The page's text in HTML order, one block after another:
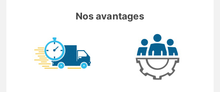
Nos avantages